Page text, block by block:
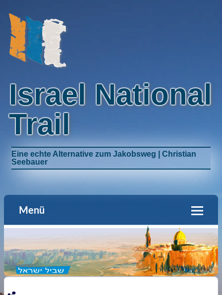
Israel National
Trail
Eine echte Alternative zum Jakobsweg | Christian
Seebauer
Menü